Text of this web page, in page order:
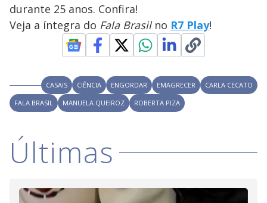
V
i
d
e
o
M
u
d
o
durante 25 anos. Confira!
Veja a íntegra do Fala Brasilno R7 Play!
CASAIS CIÊNCIA ENGORDAR EMAGRECER
CARLA CECATO
FALA BRASIL
MANUELA QUEIROZ ROBERTA PIZA
Últimas